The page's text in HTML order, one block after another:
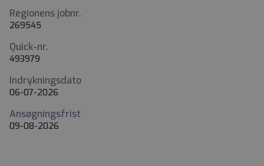
Regionens jobnr.
269545
Quick-nr.
493979
Indrykningsdato
06-07-2026
Ansøgningsfrist
09-08-2026